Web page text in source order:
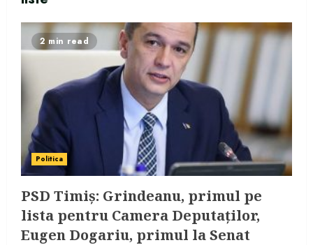
2 min read
Politica
PSD Timiș: Grindeanu, primul pe
lista pentru Camera Deputaților,
Eugen Dogariu, primul la Senat